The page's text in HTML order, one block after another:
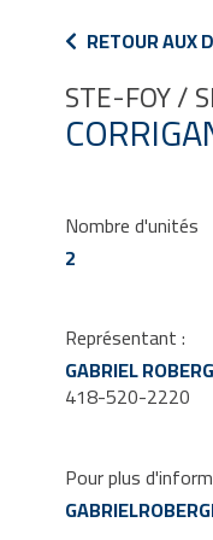
RETOUR AUX
STE-FOY /
Nombre d'unités
2
Représentant :
GABRIEL
418-520-2220
Pour plus